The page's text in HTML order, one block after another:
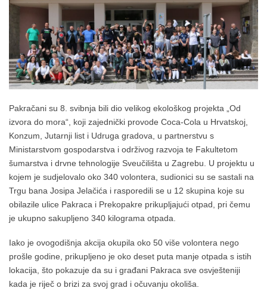
Pakračani su 8. svibnja bili dio velikog ekološkog projekta „Od
izvora do mora“, koji zajednički provode Coca-Cola u Hrvatskoj,
Konzum, Jutarnji list i Udruga gradova, u partnerstvu s
Ministarstvom gospodarstva i održivog razvoja te Fakultetom
šumarstva i drvne tehnologije Sveučilišta u Zagrebu. U projektu u
kojem je sudjelovalo oko 340 volontera, sudionici su se sastali na
Trgu bana Josipa Jelačića i rasporedili se u 12 skupina koje su
obilazile ulice Pakraca i Prekopakre prikupljajući otpad, pri čemu
je ukupno sakupljeno 340 kilograma otpada.
Iako je ovogodišnja akcija okupila oko 50 više volontera nego
prošle godine, prikupljeno je oko deset puta manje otpada s istih
lokacija, što pokazuje da su i građani Pakraca sve osvješteniji
kada je riječ o brizi za svoj grad i očuvanju okoliša.